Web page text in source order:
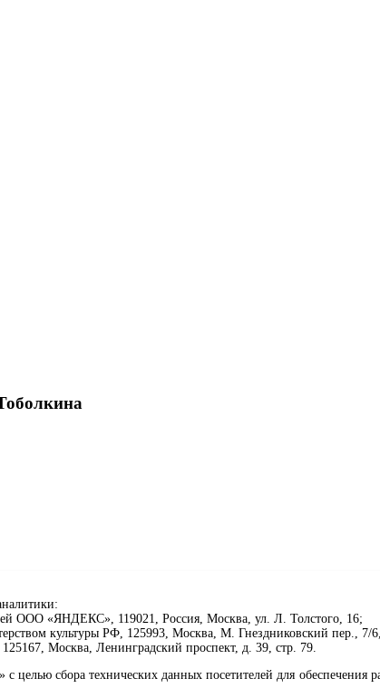
клавиши Ctrl+Enter или ссылку ниже
ООО «ЯНДЕКС», 119021, Россия, Москва, ул. Л. Толстого, 16;
культуры РФ, 125993, Москва, М. Гнездниковский пер., 7/
Москва, Ленинградский проспект, д. 39, стр. 79.
целью сбора технических данных посетителей для обеспечения